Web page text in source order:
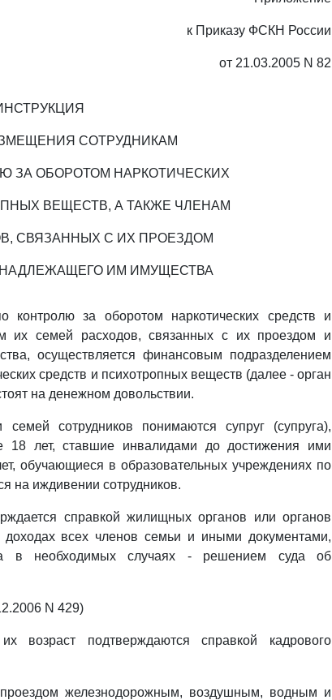
к Приказу ФСКН России
от 21.03.2005 N 82
СОТРУДНИКАМ
ЗА ОБОРОТОМ НАРКОТИЧЕСКИХ
ВЕЩЕСТВ, А ТАКЖЕ ЧЛЕНАМ
СВЯЗАННЫХ С ИХ ПРОЕЗДОМ
ИМ ИМУЩЕСТВА
контролю за оборотом наркотических средств и
их семей расходов, связанных с их проездом и
осуществляется финансовым подразделением
средств и психотропных веществ (далее - орган
на денежном довольствии.
сотрудников понимаются супруг (супруга),
18 лет, ставшие инвалидами до достижения ими
обучающиеся в образовательных учреждениях по
на иждивении сотрудников.
справкой жилищных органов или органов
доходах всех членов семьи и иными документами,
в необходимых случаях - решением суда об
N 429)
возраст подтверждаются справкой кадрового
железнодорожным, воздушным, водным и